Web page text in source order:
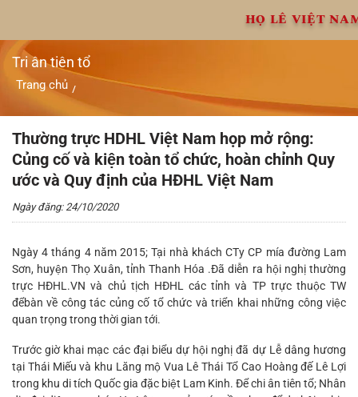
nội
dung
HỌ LÊ VIỆT
Tri ân tiên tổ
Trang chủ /
Thường trực HDHL Việt Nam họp mở rộng: Củng cố và kiện
toàn tổ chức, hoàn chỉnh Quy ước và Quy định của HĐHL Việt
Nam
Thường trực HDHL Việt Nam họp mở rộng:
Củng cố và kiện toàn tổ chức, hoàn chỉnh Quy
ước và Quy định của HĐHL Việt Nam
Ngày đăng: 24/10/2020
Ngày 4 tháng 4 năm 2015; Tại nhà khách CTy CP mía đường Lam
Sơn, huyện Thọ Xuân, tỉnh Thanh Hóa .Đã diễn ra hội nghị thường
trực HĐHL.VN và chủ tịch HĐHL các tỉnh và TP trực thuộc TW
đểbàn về công tác củng cố tổ chức và triển khai những công việc
quan trọng trong thời gian tới.
Trước giờ khai mạc các đại biểu dự hội nghị đã dự Lễ dâng hương
tại Thái Miếu và khu Lăng mộ Vua Lê Thái Tổ Cao Hoàng đế Lê Lợi
trong khu di tích Quốc gia đặc biệt Lam Kinh. Để chi ân tiên tổ; Nhân